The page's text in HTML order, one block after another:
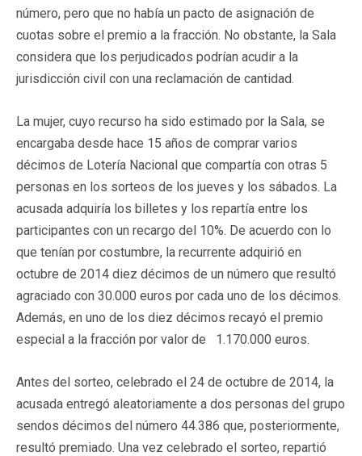
número, pero que no había un pacto de asignación de
cuotas sobre el premio a la fracción. No obstante, la Sala
considera que los perjudicados podrían acudir a la
jurisdicción civil con una reclamación de cantidad.
La mujer, cuyo recurso ha sido estimado por la Sala, se
encargaba desde hace 15 años de comprar varios
décimos de Lotería Nacional que compartía con otras 5
personas en los sorteos de los jueves y los sábados. La
acusada adquiría los billetes y los repartía entre los
participantes con un recargo del 10%. De acuerdo con lo
que tenían por costumbre, la recurrente adquirió en
octubre de 2014 diez décimos de un número que resultó
agraciado con 30.000 euros por cada uno de los décimos.
Además, en uno de los diez décimos recayó el premio
especial a la fracción por valor de 1.170.000 euros.
Antes del sorteo, celebrado el 24 de octubre de 2014, la
acusada entregó aleatoriamente a dos personas del grupo
sendos décimos del número 44.386 que, posteriormente,
resultó premiado. Una vez celebrado el sorteo, repartió